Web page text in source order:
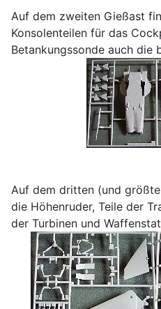
Auf dem zweiten Gießast
Konsolenteilen für das
Betankungssonde auch die
Auf dem dritten (und
die Höhenruder, Teile der
der Turbinen und